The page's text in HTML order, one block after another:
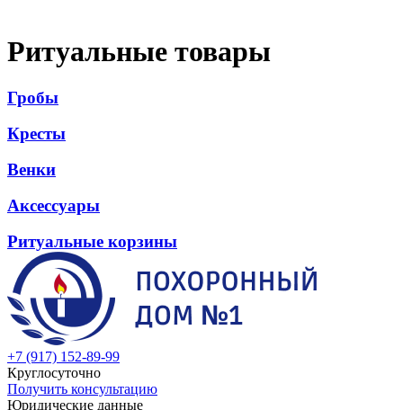
Ритуальные товары
Гробы
Кресты
Венки
Аксессуары
Ритуальные корзины
+7 (917) 152-89-99
Круглосуточно
Получить консультацию
Юридические данные